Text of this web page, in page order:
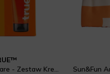
Advanced Sun Care - Zestaw Kremów